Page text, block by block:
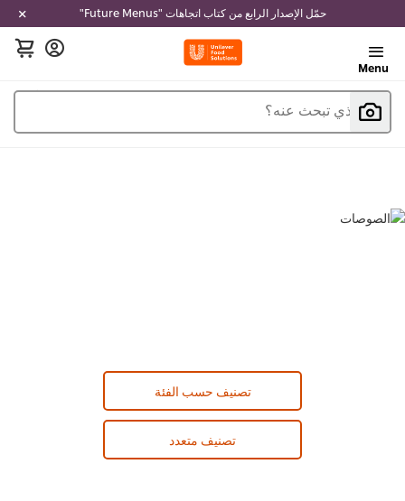
حمّل الإصدار الرابع من كتاب اتجاهات "Future Menus"
Menu
ما الذي تبحث عنه؟
تصنيف حسب الفئة
تصنيف متعدد